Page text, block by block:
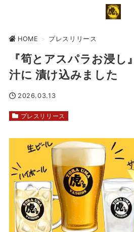
HOME > プレスリリース
『筍とアスパラお浸し
汁に 漬け込みました
2026.03.13
プレスリリース